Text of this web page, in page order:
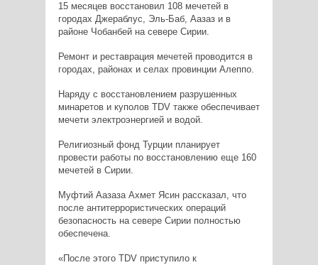
15 месяцев восстановил 108 мечетей в
городах Джераблус, Эль-Баб, Аазаз и в
районе Чобанбей на севере Сирии.
Ремонт и реставрация мечетей проводится в
городах, районах и селах провинции Алеппо.
Наряду с восстановлением разрушенных
минаретов и куполов TDV также обеспечивает
мечети электроэнергией и водой.
Религиозный фонд Турции планирует
провести работы по восстановлению еще 160
мечетей в Сирии.
Муфтий Аазаза Ахмет Ясин рассказал, что
после антитеррористических операций
безопасность на севере Сирии полностью
обеспечена.
«После этого TDV приступило к